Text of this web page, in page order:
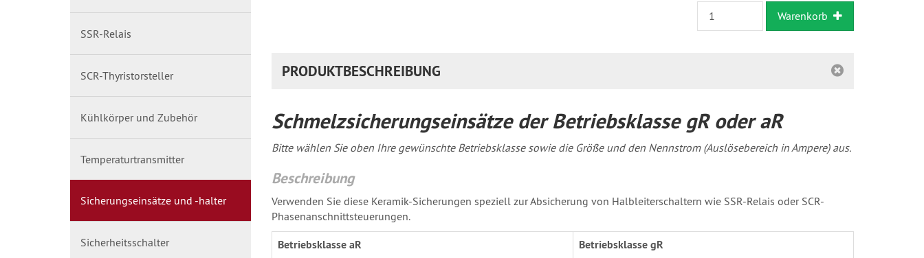
Warenkorb
PRODUKTBESCHREIBUNG
Schmelzsicherungseinsätze der Betriebsklasse gR oder aR
Bitte wählen Sie oben Ihre gewünschte Betriebsklasse sowie die Größe und den Nennstrom (Auslösebereich in Ampere) aus.
Beschreibung
Verwenden Sie diese Keramik-Sicherungen speziell zur Absicherung von Halbleiterschaltern wie SSR-Relais oder SCR-
Phasenanschnittsteuerungen.
Betriebsklasse aR Betriebsklasse gR
SSR-Relais
SCR-Thyristorsteller
Kühlkörper und Zubehör
Temperaturtransmitter
Sicherungseinsätze und -halter
Sicherheitsschalter